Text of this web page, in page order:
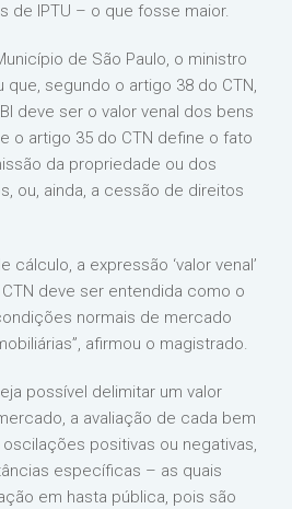
de IPTU – o que fosse maior.
de São Paulo, o ministro
que, segundo o artigo 38 do CTN,
deve ser o valor venal dos bens
o artigo 35 do CTN define o fato
da propriedade ou dos
ou, ainda, a cessão de direitos
cálculo, a expressão ‘valor venal’
deve ser entendida como o
normais de mercado
afirmou o magistrado.
possível delimitar um valor
a avaliação de cada bem
positivas ou negativas,
específicas – as quais
em hasta pública, pois são